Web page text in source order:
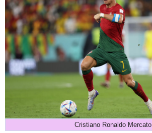
Cristiano Ronaldo Mercato